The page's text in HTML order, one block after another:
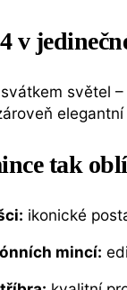
v
světel
tak
ikonické
mincí: